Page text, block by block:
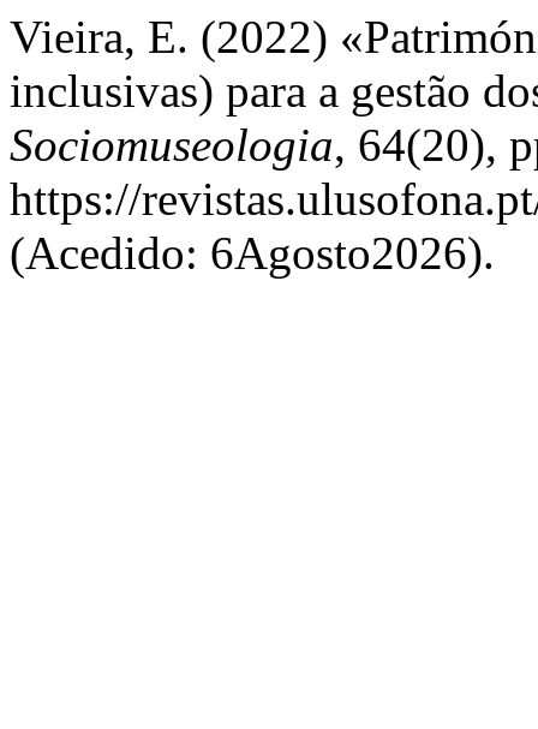
Vieira, E. (2022)
inclusivas) para a gestão
Sociomuseologia, 64(20),
https://
(Acedido: 6Agosto2026).